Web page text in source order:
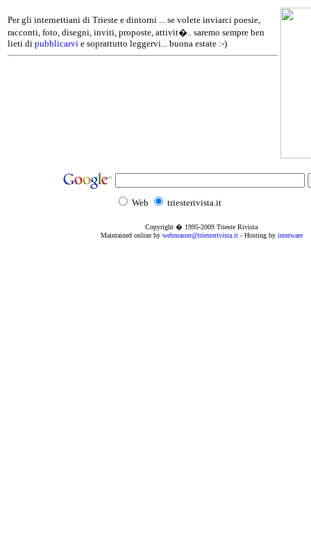
Per gli internettiani di Trieste e dintorni ... se volete inviarci poesie,
racconti, foto, disegni, inviti, proposte, attivit�.. saremo sempre ben
lieti di pubblicarvi e soprattutto leggervi... buona estate :-)
Web triesterivista.it
Copyright � 1995-2009 Trieste Rivista
Maintained online by webmaster@triesterivista.it- Hosting by interware